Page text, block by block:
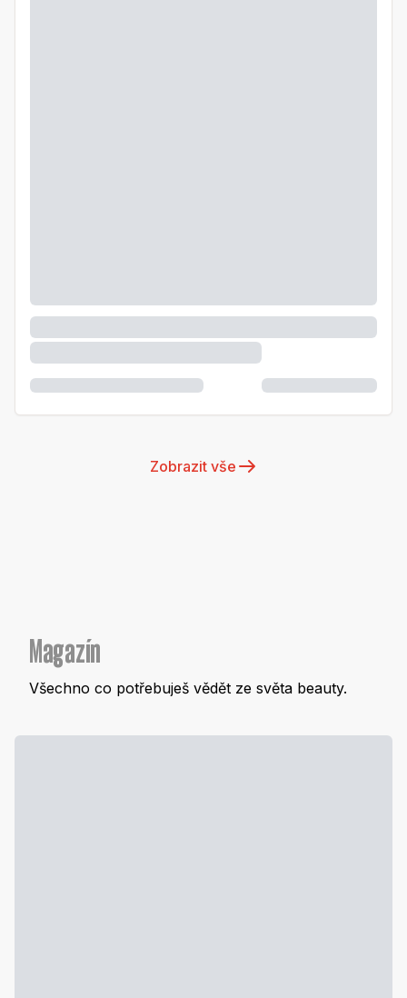
Zobrazit vše
Magazín
Všechno co potřebuješ vědět ze světa beauty.